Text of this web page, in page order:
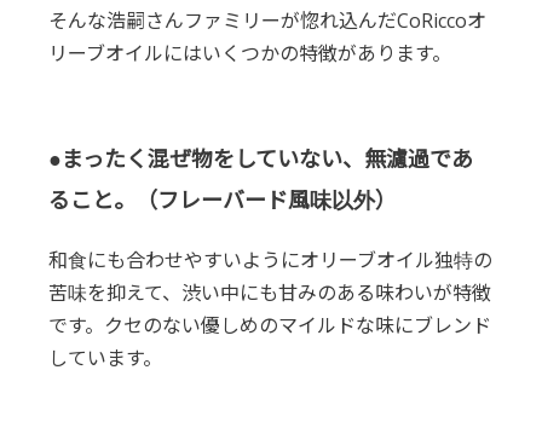
そんな浩嗣さんファミリーが惚れ込んだCoRiccoオ
リーブオイルにはいくつかの特徴があります。
●まったく混ぜ物をしていない、無濾過であ
ること。（フレーバード風味以外）
和食にも合わせやすいようにオリーブオイル独特の
苦味を抑えて、渋い中にも甘みのある味わいが特徴
です。クセのない優しめのマイルドな味にブレンド
しています。